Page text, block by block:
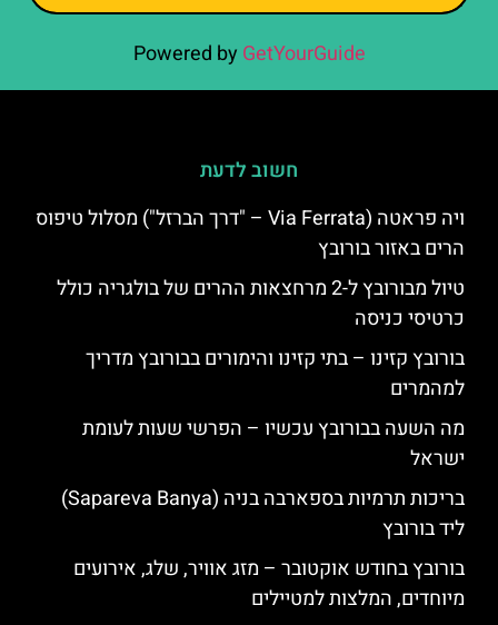
Powered by GetYourGuide
חשוב לדעת
ויה פראטה (Via Ferrata – "דרך הברזל") מסלול טיפוס
הרים באזור בורובץ
טיול מבורובץ ל-2 מרחצאות ההרים של בולגריה כולל
כרטיסי כניסה
בורובץ קזינו – בתי קזינו והימורים בבורובץ מדריך
למהמרים
מה השעה בבורובץ עכשיו – הפרשי שעות לעומת
ישראל
בריכות תרמיות בספארבה בניה (Sapareva Banya)
ליד בורובץ
בורובץ בחודש אוקטובר – מזג אוויר, שלג, אירועים
מיוחדים, המלצות למטיילים